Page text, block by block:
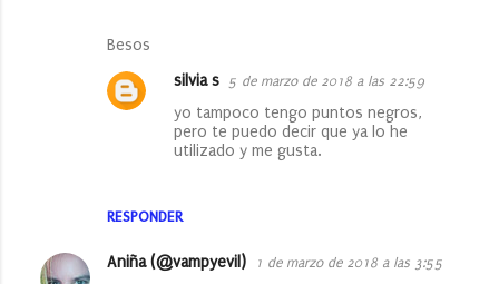
Besos
RESPONDER
silvia s 5 de marzo de 2018 a las 22:59
yo tampoco tengo puntos negros,
pero te puedo decir que ya lo he
utilizado y me gusta.
Aniña (@vampyevil) 1 de marzo de 2018 a las 3:55